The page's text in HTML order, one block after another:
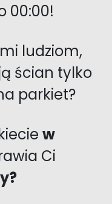
00:00!
ludziom,
ścian tylko
parkiet?
w
Ci